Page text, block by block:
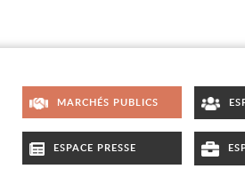
MARCHÉS PUBLICS
ESPACE PRESSE